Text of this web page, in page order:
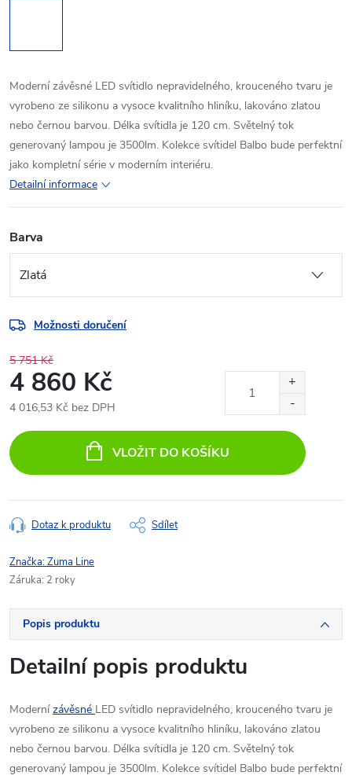
Moderní závěsné LED svítidlo nepravidelného, krouceného tvaru ​je
vyrobeno ze silikonu a vysoce kvalitního hliníku, lakováno zlatou
nebo černou barvou. Délka svítidla je 120 cm. Světelný tok
generovaný lampou je 3500lm. Kolekce svítidel Balbo bude perfektní
jako kompletní série v moderním interiéru.
Detailní informace
Barva
Možnosti doručení
5 751 Kč
4 860 Kč
4 016,53 Kč bez DPH
cena:
VLOŽIT DO KOŠÍKU
Dotaz k produktu Sdílet
Značka:Zuma Line
Záruka: 2 roky
Popis produktu
Detailní popis produktu
Modernízávěsné LED svítidlo nepravidelného, krouceného tvaru ​je
vyrobeno ze silikonu a vysoce kvalitního hliníku, lakováno zlatou
nebo černou barvou. Délka svítidla je 120 cm. Světelný tok
generovaný lampou je 3500lm. Kolekce svítidel Balbo bude perfektní